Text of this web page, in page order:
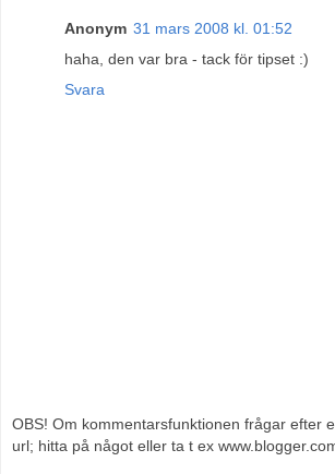
Anonym 31 mars 2008 kl. 01:52
haha, den var bra - tack för tipset :)
Svara
OBS! Om kommentarsfunktionen frågar efter
url; hitta på något eller ta t ex